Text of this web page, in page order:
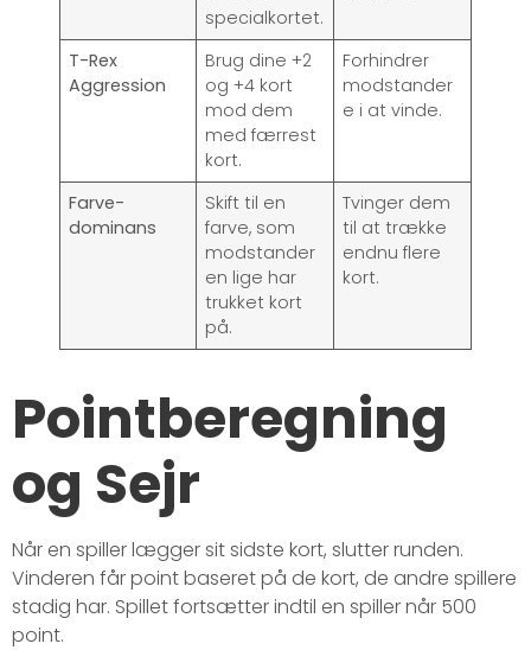
specialkortet.
T-Rex
Aggression
Brug dine +2
og +4 kort
mod dem
med færrest
kort.
Forhindrer
modstander
e i at vinde.
Farve-
dominans
Skift til en
farve, som
modstander
en lige har
trukket kort
på.
Tvinger dem
til at trække
endnu flere
kort.
Pointberegning
og Sejr
Når en spiller lægger sit sidste kort, slutter runden.
Vinderen får point baseret på de kort, de andre spillere
stadig har. Spillet fortsætter indtil en spiller når 500
point.